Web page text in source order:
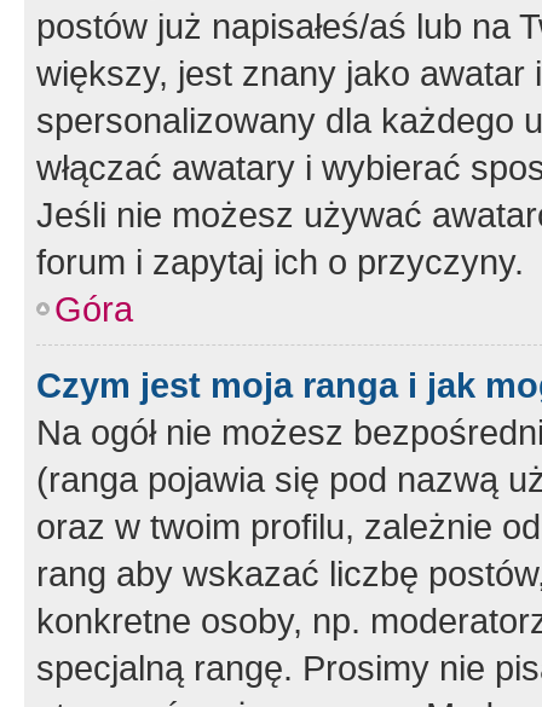
postów już napisałeś/aś lub na
większy, jest znany jako
spersonalizowany dla każdego
włączać awatary i wybierać
Jeśli nie możesz używać
forum i zapytaj ich o przyczyny.
Góra
Czym jest moja ranga i jak
Na ogół nie możesz
(ranga pojawia się pod nazwą
oraz w twoim profilu, zależnie
rang aby wskazać liczbę
konkretne osoby, np.
specjalną rangę. Prosimy nie